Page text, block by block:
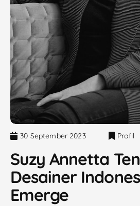
30 September 2023 Profil
Suzy Annetta
Desainer
Emerge